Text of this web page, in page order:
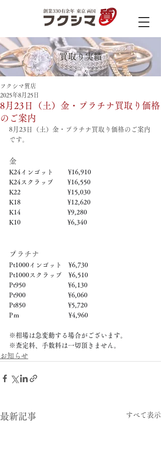
買取り実績
8月23日（土）金・プラチナ買取り価格
のご案内
フクシマ質店
2025年8月25日
8月23日（土）金・プラチナ買取り価格のご案内
です。
金
K24インゴット　　 ¥16,910
K24スクラップ　     ¥16,550
K22　　　　　   　  ¥15,030
K18　　　　　    　 ¥12,620
K14　　　　　　     ¥9,280
K10　　　　　　     ¥6,340
プラチナ
Pt1000インゴット　¥6,730
Pt1000スクラップ　¥6,510
Pt950　　　　　　  ¥6,130
Pt900　　　　　　  ¥6,060
Pt850　　　　　　  ¥5,720
Pｍ　　　　　　　  ¥4,960
※相場は急変動する場合がございます。
※査定料、手数料は一切頂きません。
お知らせ
最新記事 すべて表示